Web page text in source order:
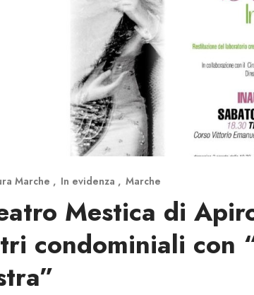
Marche In evidenza Marche
Mestica di
condominiali con